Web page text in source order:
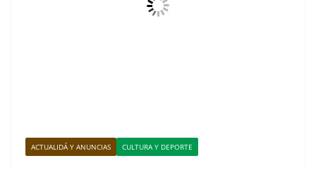
ACTUALIDÁ Y ANUNCIAS CULTURA Y DEPORTE